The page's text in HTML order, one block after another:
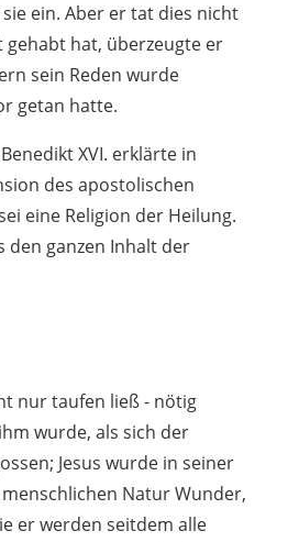
ein. Aber er tat dies nicht
gehabt hat, überzeugte er
sein Reden wurde
getan hatte.
XVI. erklärte in
des apostolischen
eine Religion der Heilung.
den ganzen Inhalt der
nur taufen ließ - nötig
wurde, als sich der
Jesus wurde in seiner
Natur Wunder,
er werden seitdem alle